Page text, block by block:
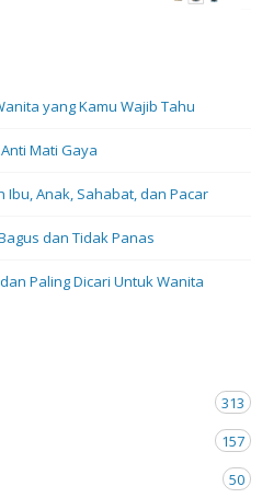
yang Kamu Wajib Tahu
Mati Gaya
Ibu, Anak, Sahabat, dan Pacar
dan Tidak Panas
Paling Dicari Untuk Wanita
313
157
50